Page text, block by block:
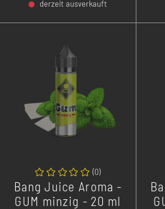
- +
derzeit ausverkauft
Gaumen.
-
(0)
Bang Juice Aroma -
GUM minzig - 20 ml